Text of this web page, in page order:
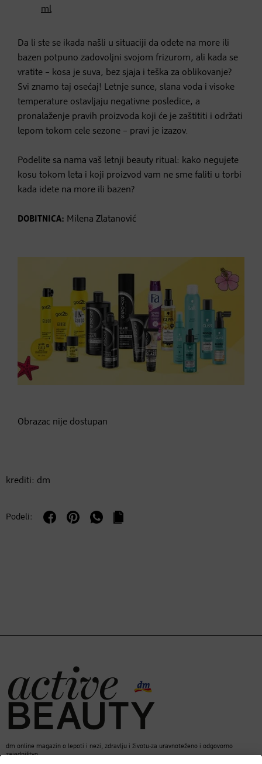
ml
Da li ste se ikada našli u situaciji da odete na more ili
bazen potpuno zadovoljni svojom frizurom, ali kada se
vratite – kosa je suva, bez sjaja i teška za oblikovanje?
Svi znamo taj osećaj! Letnje sunce, slana voda i visoke
temperature ostavljaju negativne posledice, a
pronalaženje pravih proizvoda koji će je zaštititi i održati
lepom tokom cele sezone – pravi je izazov.
Podelite sa nama vaš letnji beauty ritual: kako negujete
kosu tokom leta i koji proizvod vam ne sme faliti u torbi
kada idete na more ili bazen?
DOBITNICA: Milena Zlatanović
Obrazac nije dostupan
krediti: dm
Podeli:
dm online magazin o lepoti i nezi, zdravlju i životu-za uravnoteženo i odgovorno
zajedništvo.